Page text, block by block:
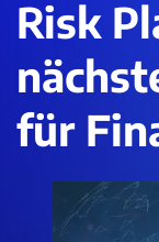
Risk
für